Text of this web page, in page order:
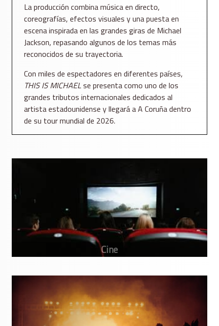
La producción combina música en directo,
coreografías, efectos visuales y una puesta en
escena inspirada en las grandes giras de Michael
Jackson, repasando algunos de los temas más
reconocidos de su trayectoria.
Con miles de espectadores en diferentes países,
THIS IS MICHAELse presenta como uno de los
grandes tributos internacionales dedicados al
artista estadounidense y llegará a A Coruña dentro
de su tour mundial de 2026.